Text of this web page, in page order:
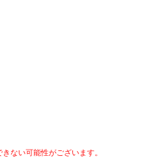
ない可能性がございます。